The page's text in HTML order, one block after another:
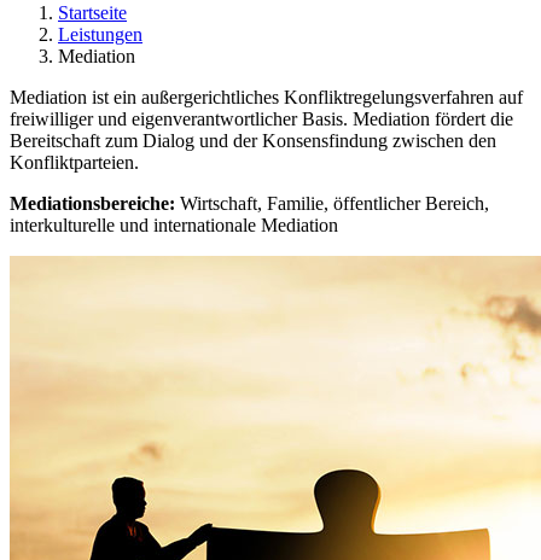
Startseite
Leistungen
Mediation
Mediation ist ein außergerichtliches Konfliktregelungsverfahren auf
freiwilliger und eigenverantwortlicher Basis. Mediation fördert die
Bereitschaft zum Dialog und der Konsensfindung zwischen den
Konfliktparteien.
Mediationsbereiche: Wirtschaft, Familie, öffentlicher Bereich,
interkulturelle und internationale Mediation